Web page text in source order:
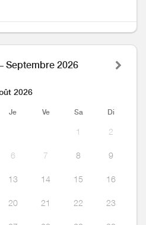
Septembre 2026
2026
Je Ve Sa Di
1 2
6 7 8 9
13 14 15 16
20 21 22 23